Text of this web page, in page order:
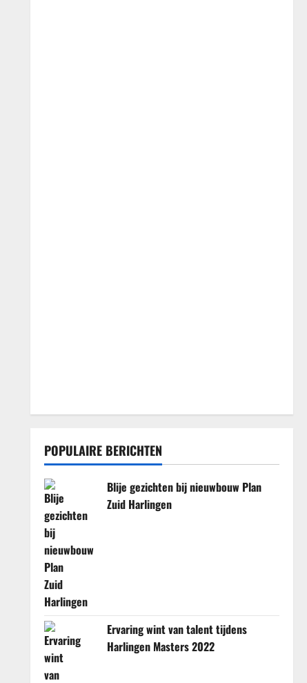
POPULAIRE BERICHTEN
Blije gezichten bij nieuwbouw Plan
Zuid Harlingen
Ervaring wint van talent tijdens
Harlingen Masters 2022